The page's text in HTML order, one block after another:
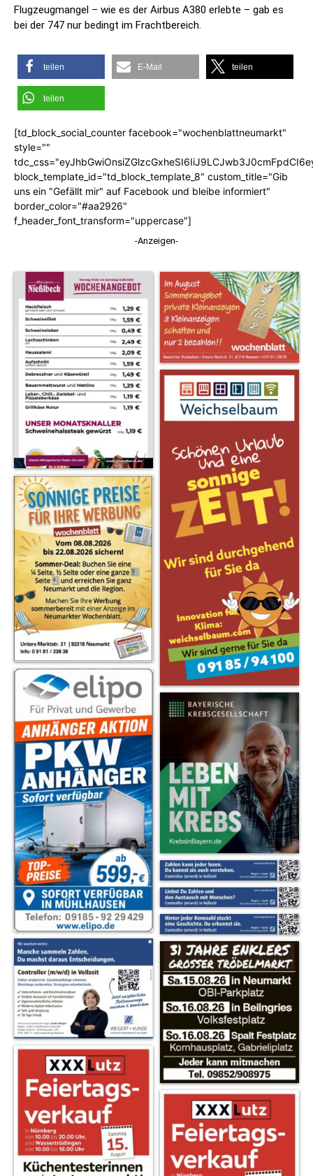
Flugzeugmangel – wie es der Airbus A380 erlebte – gab es
bei der 747 nur bedingt im Frachtbereich.
teilen E-Mail teilen
teilen
[td_block_social_counter facebook="wochenblattneumarkt"
style=""
block_template_id="td_block_template_8" custom_title="Gib
uns ein "Gefällt mir" auf Facebook und bleibe informiert"
border_color="#aa2926"
f_header_font_transform="uppercase"]
-Anzeigen-